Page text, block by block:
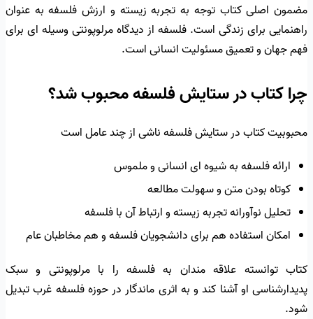
مضمون اصلی کتاب توجه به تجربه زیسته و ارزش فلسفه به عنوان
راهنمایی برای زندگی است. فلسفه از دیدگاه مرلوپونتی وسیله ای برای
فهم جهان و تعمیق مسئولیت انسانی است.
چرا کتاب در ستایش فلسفه محبوب شد؟
محبوبیت کتاب در ستایش فلسفه ناشی از چند عامل است
ارائه فلسفه به شیوه ای انسانی و ملموس
کوتاه بودن متن و سهولت مطالعه
تحلیل نوآورانه تجربه زیسته و ارتباط آن با فلسفه
امکان استفاده هم برای دانشجویان فلسفه و هم مخاطبان عام
کتاب توانسته علاقه مندان به فلسفه را با مرلوپونتی و سبک
پدیدارشناسی او آشنا کند و به اثری ماندگار در حوزه فلسفه غرب تبدیل
شود.